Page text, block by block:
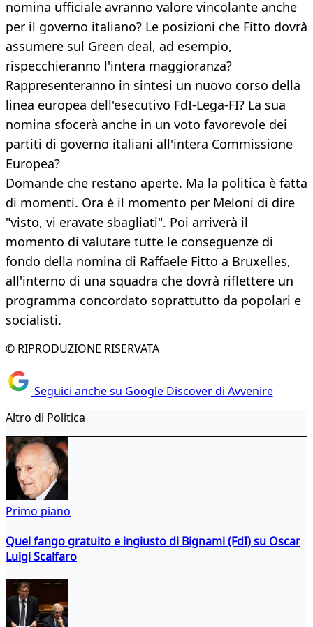
nomina ufficiale avranno valore vincolante anche
per il governo italiano? Le posizioni che Fitto dovrà
assumere sul Green deal, ad esempio,
rispecchieranno l'intera maggioranza?
Rappresenteranno in sintesi un nuovo corso della
linea europea dell'esecutivo FdI-Lega-FI? La sua
nomina sfocerà anche in un voto favorevole dei
partiti di governo italiani all'intera Commissione
Europea?
Domande che restano aperte. Ma la politica è fatta
di momenti. Ora è il momento per Meloni di dire
"visto, vi eravate sbagliati". Poi arriverà il
momento di valutare tutte le conseguenze di
fondo della nomina di Raffaele Fitto a Bruxelles,
all'interno di una squadra che dovrà riflettere un
programma concordato soprattutto da popolari e
socialisti.
© RIPRODUZIONE RISERVATA
Seguici anche su Google Discover di Avvenire
Altro di Politica
Primo piano
Quel fango gratuito e ingiusto di Bignami (FdI) su Oscar
Luigi Scalfaro